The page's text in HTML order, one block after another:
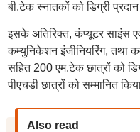
बी.टेक स्नातकों को डिग्री
इसके अतिरिक्त, कंप्यूटर साइंस
कम्युनिकेशन इंजीनियरिंग, तथा
सहित 200 एम.टेक छात्रों को
पीएचडी छात्रों को सम्मानित
Also read